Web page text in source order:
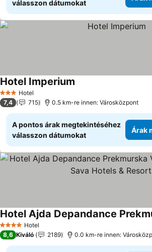
válasszon dátumokat
3 Kategória
Hotel
Hotel Imperium
7,4 715 0.5 km-re innen: Városközpont
A pontos árak megtekintéséhez
válasszon dátumokat
Árak
4 KategóriaHotel
Árak megjelenítése
8,6 Kiváló 2189 0.0 km-re innen: